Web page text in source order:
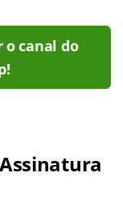
o canal do